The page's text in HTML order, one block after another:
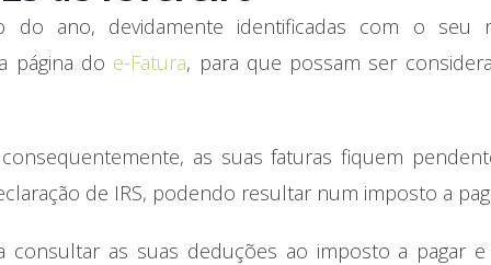
ano, devidamente identificadas com o seu
página do e-Fatura, para que possam ser
as suas faturas fiquem
de IRS, podendo resultar num imposto a
consultar as suas deduções ao imposto a pagar e